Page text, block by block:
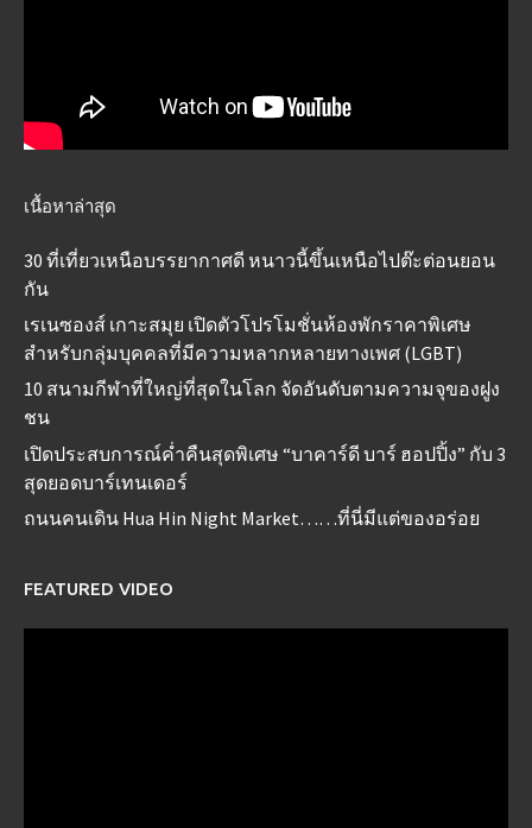
เนื้อหาล่าสุด
30 ที่เที่ยวเหนือบรรยากาศดี หนาวนี้ขึ้นเหนือไปต๊ะต่อนยอน
กัน
เรเนซองส์ เกาะสมุย เปิดตัวโปรโมชั่นห้องพักราคาพิเศษ
สำหรับกลุ่มบุคคลที่มีความหลากหลายทางเพศ (LGBT)
10 สนามกีฬาที่ใหญ่ที่สุดในโลก จัดอันดับตามความจุของฝูง
ชน
เปิดประสบการณ์ค่ำคืนสุดพิเศษ “บาคาร์ดี บาร์ ฮอปปิ้ง” กับ 3
สุดยอดบาร์เทนเดอร์
ถนนคนเดิน Hua Hin Night Market……ที่นี่มีแต่ของอร่อย
FEATURED VIDEO